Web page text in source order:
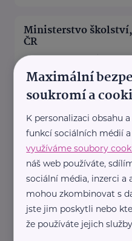
Ministerstvo
ČR
Karmelitská 529/5
Pověřenec pro
Mgr. Šárka Jílková,
+420 234 811 105,
Příslušná osoba dle
oznamovatelů
: Mgr. ...
https://
+420 234 811 111
Maximální
soukromí a
K personalizaci obsahu
funkcí sociálních médií
využíváme soubory
náš web používáte,
sociální média, inzerci a
mohou zkombinovat s
jste jim poskytli nebo
že používáte jejich